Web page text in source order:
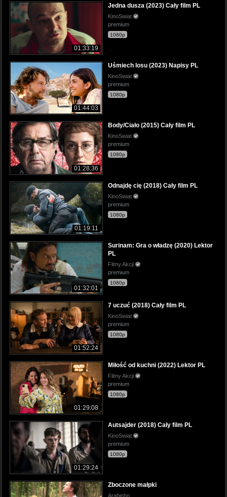
01:33:19
Jedna dusza (2023) Cały film PL
KinoSwiat
premium
1080p
01:44:03
Uśmiech losu (2023) Napisy PL
KinoSwiat
premium
1080p
01:28:36
Body/Ciało (2015) Cały film PL
KinoSwiat
premium
1080p
01:19:11
Odnajdę cię (2018) Cały film PL
KinoSwiat
premium
1080p
01:32:01
Surinam: Gra o władzę (2020) Lektor
PL
Filmy Akcji
premium
1080p
01:52:24
7 uczuć (2018) Cały film PL
KinoSwiat
premium
1080p
01:29:08
Miłość od kuchni (2022) Lektor PL
Filmy Akcji
premium
1080p
01:29:24
Autsajder (2018) Cały film PL
KinoSwiat
premium
1080p
Zboczone małpki
Arabinho